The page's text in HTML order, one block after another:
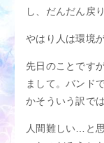
M性感用語集
女性求人
し、だんだん戻
やはり人は環境
先日のことです
まして。バンド
かそういう訳で
人間難しい…と